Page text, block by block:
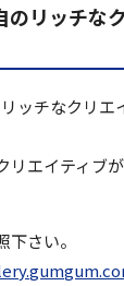
リッチな
ッチなクリエ
リエイティブ
さい。